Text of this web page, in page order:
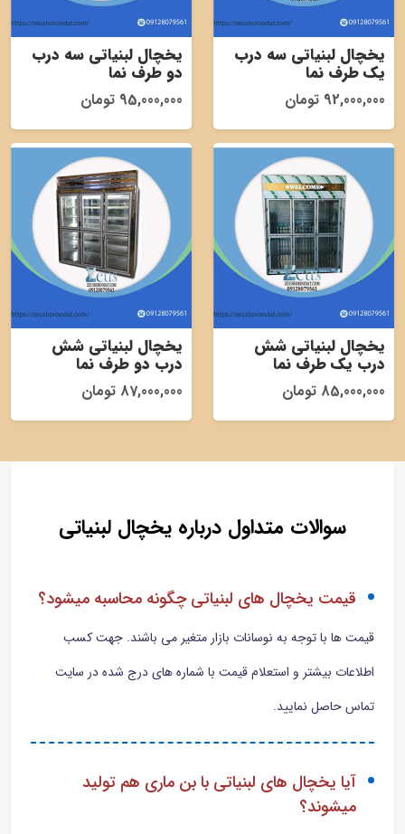
یخچال لبنیاتی سه درب
یک طرف نما
92,000,000 تومان
یخچال لبنیاتی سه درب
دو طرف نما
95,000,000 تومان
یخچال لبنیاتی شش
درب یک طرف نما
85,000,000 تومان
یخچال لبنیاتی شش
درب دو طرف نما
87,000,000 تومان
سوالات متداول درباره یخچال لبنیاتی
قیمت یخچال های لبنیاتی چگونه محاسبه میشود؟
قیمت ها با توجه به نوسانات بازار متغیر می باشند. جهت کسب
اطلاعات بیشتر و استعلام قیمت با شماره های درج شده در سایت
تماس حاصل نمایید.
آیا یخچال های لبنیاتی با بن ماری هم تولید
میشوند؟